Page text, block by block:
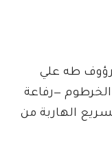
طه علي
—رفاعة
الهاربة من